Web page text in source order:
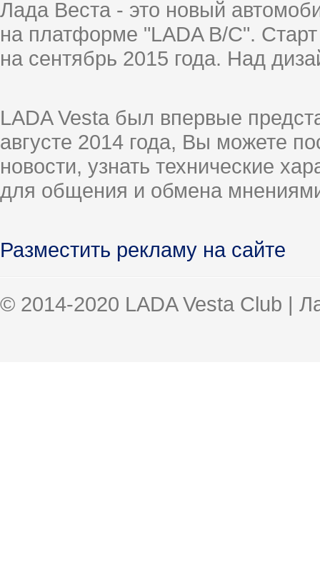
Лада Веста - это новый
на платформе "LADA B/C".
на сентябрь 2015 года. Над
LADA Vesta был впервые
августе 2014 года, Вы можете
новости, узнать технические
для общения и обмена
Разместить рекламу на сайте
© 2014-2020 LADA Vesta Club |